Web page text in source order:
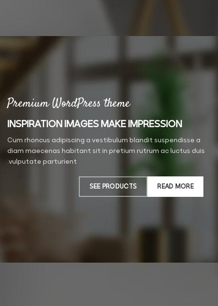
Premium WordPress theme
INSPIRATION IMAGES MAKE IMPRESSION
Cum rhoncus adipiscing a vestibulum blandit suspendisse a
diam maecenas habitant sit in pretium rutrum ac luctus duis
vulputate parturient.
READ MORE
SEE PRODUCTS